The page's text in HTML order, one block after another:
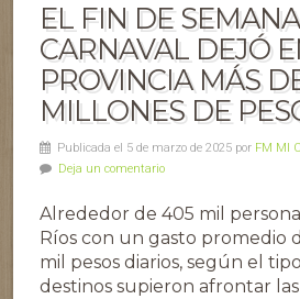
EL FIN DE
CARNAVAL DEJÓ
PROVINCIA MÁS
MILLONES DE
Publicada el 5 de marzo de 2025 por FM MI
Deja un comentario
Alrededor de 405 mil
Ríos con un gasto promedio
mil pesos diarios, según el
destinos supieron afrontar